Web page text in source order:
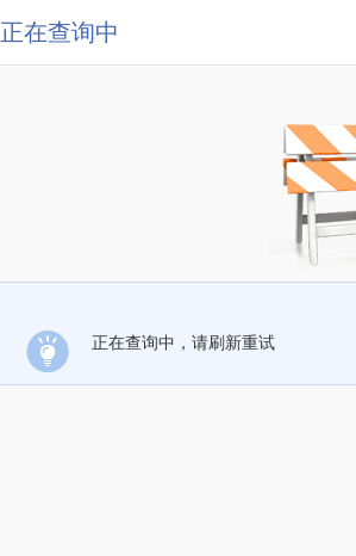
正在查询中
正在查询中，请刷新重试